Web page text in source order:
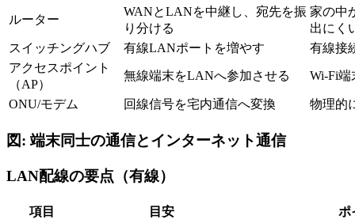
ルーター
WANとLANを中継し、宛先を振
り分ける
家の中
出にく
スイッチングハブ
有線LANポートを増やす
有線接
アクセスポイント
（AP）
無線端末をLANへ参加させる Wi-Fi端
ONU/モデム 回線信号を宅内通信へ変換 物理的
図: 端末同士の通信とインターネット通信
LAN配線の要点（有線）
項目 目安
ポ